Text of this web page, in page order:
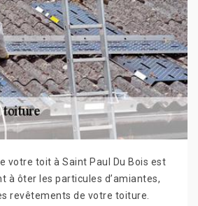
votre toit à Saint Paul Du Bois est
à ôter les particules d’amiantes,
revêtements de votre toiture.